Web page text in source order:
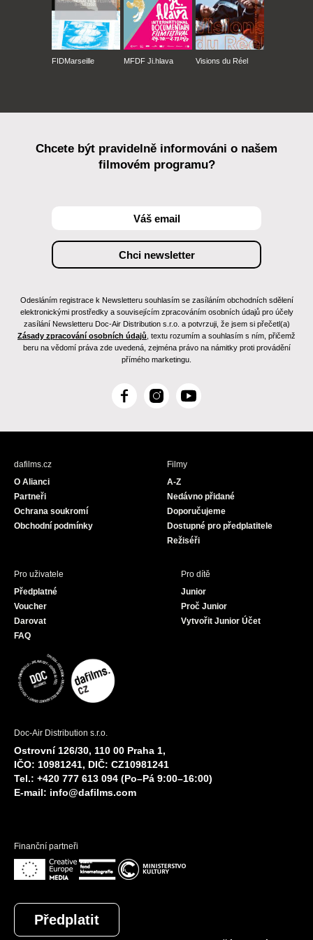
FIDMarseille MFDF Ji.hlava Visions du Réel
Chcete být pravidelně informováni o našem
filmovém programu?
Odesláním registrace k Newsletteru souhlasím se zasíláním obchodních sdělení
elektronickými prostředky a souvisejícím zpracováním osobních údajů pro účely
zasílání Newsletteru Doc-Air Distribution s.r.o. a potvrzuji, že jsem si přečetl(a)
Zásady zpracování osobních údajů , textu rozumím a souhlasím s ním, přičemž
beru na vědomí práva zde uvedená, zejména právo na námitky proti provádění
přímého marketingu.
F
c
I
s
Y
u
dafilms.cz
O Alianci
Partneři
Ochrana soukromí
Obchodní podmínky
Filmy
A-Z
Nedávno přidané
Doporučujeme
Dostupné pro předplatitele
Režiséři
Pro uživatele
Předplatné
Voucher
Darovat
FAQ
Pro dítě
Junior
Proč Junior
Vytvořit Junior Účet
Doc-Air Distribution s.r.o.
Ostrovní 126/30, 110 00 Praha 1,
IČO: 10981241, DIČ: CZ10981241
Tel.: +420 777 613 094 (Po–Pá 9:00–16:00)
E-mail: info@dafilms.com
Finanční partneři
Předplatit